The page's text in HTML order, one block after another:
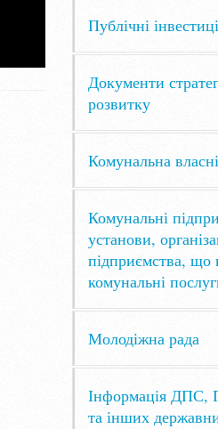
Публічні
Документи
розвитку
Комунальна
Комунальні
установи,
підприємства, що
комунальні
Молодіжна рада
Інформація
та інших